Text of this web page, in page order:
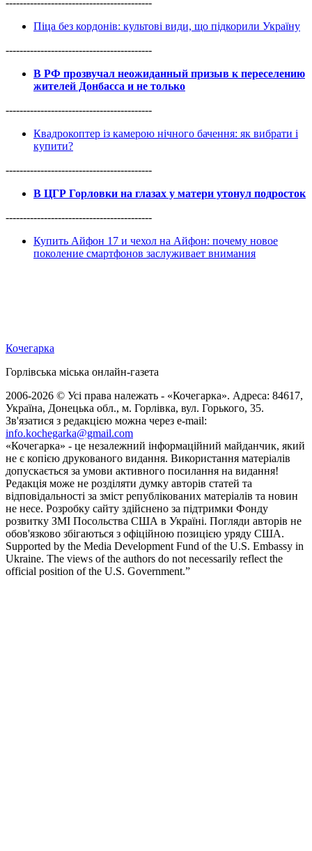
------------------------------------------
Піца без кордонів: культові види, що підкорили Україну
------------------------------------------
В РФ прозвучал неожиданный призыв к переселению
жителей Донбасса и не только
------------------------------------------
Квадрокоптер із камерою нічного бачення: як вибрати і
купити?
------------------------------------------
В ЦГР Горловки на глазах у матери утонул подросток
------------------------------------------
Купить Айфон 17 и чехол на Айфон: почему новое
поколение смартфонов заслуживает внимания
Кочегарка
Горлівська міська онлайн-газета
2006-2026 © Усі права належать - «Кочегарка». Адреса: 84617,
Україна, Донецька обл., м. Горлівка, вул. Горького, 35.
Зв'язатися з редакцією можна через e-mail:
info.kochegarka@gmail.com
«Кочегарка» - це незалежний інформаційний майданчик, який
не є копією друкованого видання. Використання матеріалів
допускається за умови активного посилання на видання!
Редакція може не розділяти думку авторів статей та
відповідальності за зміст републікованих матеріалів та новин
не несе. Розробку сайту здійснено за підтримки Фонду
розвитку ЗМІ Посольства США в Україні. Погляди авторів не
обов'язково збігаються з офіційною позицією уряду США.
Supported by the Media Development Fund of the U.S. Embassy in
Ukraine. The views of the authors do not necessarily reflect the
official position of the U.S. Government.”